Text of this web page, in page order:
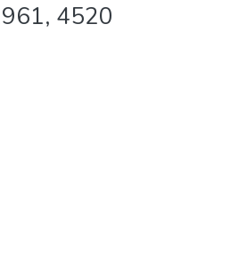
Digital4520